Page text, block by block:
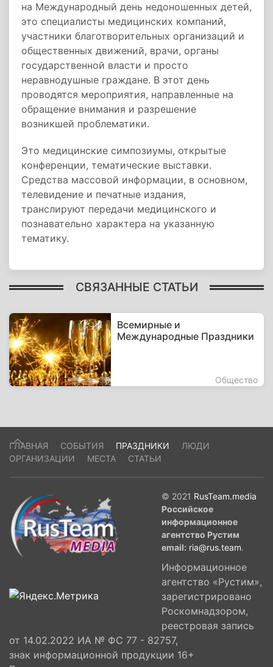
на Международный день недоношенных детей,
это специалисты медицинских компаний,
участники благотворительных организаций и
общественных движений, врачи, органы
государственной власти и просто
неравнодушные граждане. В этот день
проводятся мероприятия, направленные на
обращение внимания и разрешение
возникшей проблематики.
Это медицинские симпозиумы, открытые
конференции, тематические выставки.
Средства массовой информации, в основном,
телевидение и печатные издания,
транслируют передачи медицинского и
познавательно характера на указанную
тематику.
СВЯЗАННЫЕ СТАТЬИ
Всемирные и
Международные Праздники
Общество
ГЛАВНАЯ СОБЫТИЯ ПРАЗДНИКИ
ЛЮДИ
ОРГАНИЗАЦИИ
МЕСТА СТАТЬИ
© 2021 RusTeam.media
Российское
информационное
агентство Рустим
email: ria@rus.team.
Информационное
агентство «Рустим»,
зарегистрировано
Роскомнадзором,
реестровая запись
от 14.02.2022 ИА № ФС 77 - 82757,
знак информационной продукции 16+